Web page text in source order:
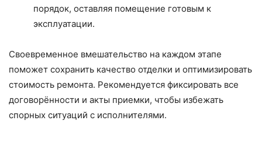
порядок, оставляя помещение готовым к
эксплуатации.
Своевременное вмешательство на каждом этапе
поможет сохранить качество отделки и оптимизировать
стоимость ремонта. Рекомендуется фиксировать все
договорённости и акты приемки, чтобы избежать
спорных ситуаций с исполнителями.